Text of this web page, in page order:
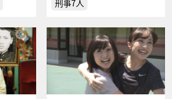
刑事7人